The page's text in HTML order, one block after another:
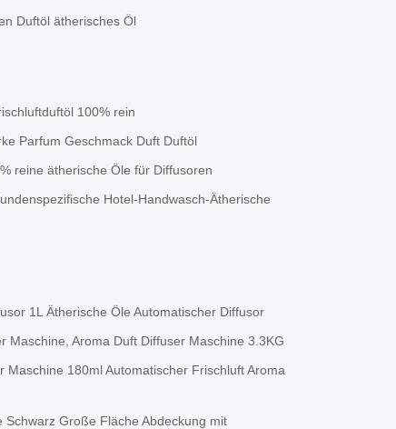
Duftöl ätherisches Öl
100% rein
Parfum Geschmack Duft Duftöl
reine ätherische Öle für Diffusoren
Hotel-Handwasch-Ätherische
1L Ätherische Öle Automatischer Diffusor
Maschine, Aroma Duft Diffuser Maschine 3.3KG
Maschine 180ml Automatischer Frischluft Aroma
Große Fläche Abdeckung mit